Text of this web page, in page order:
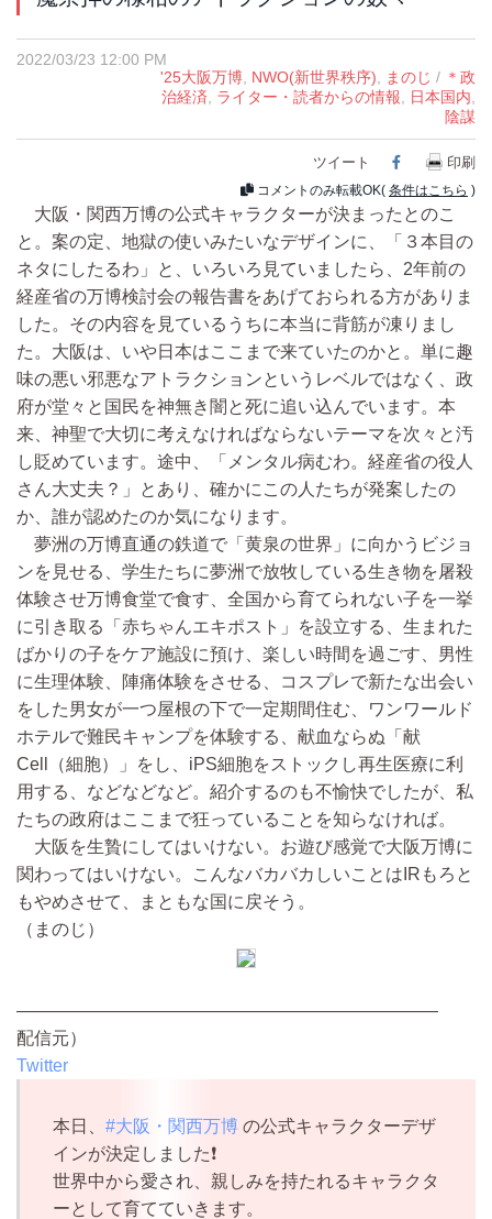
2022/03/23 12:00 PM
'25大阪万博 NWO(新世界秩序) まのじ / ＊政
治経済
ライター・読者からの情報 日本国内
陰謀
ツイート Facebook
印刷
コメントのみ転載OK( 条件はこちら )
大阪・関西万博の公式キャラクターが決まったとのこ
と。案の定、地獄の使いみたいなデザインに、「３本目の
ネタにしたるわ」と、いろいろ見ていましたら、2年前の
経産省の万博検討会の報告書をあげておられる方がありま
した。その内容を見ているうちに本当に背筋が凍りまし
た。大阪は、いや日本はここまで来ていたのかと。単に趣
味の悪い邪悪なアトラクションというレベルではなく、政
府が堂々と国民を神無き闇と死に追い込んでいます。本
来、神聖で大切に考えなければならないテーマを次々と汚
し貶めています。途中、「メンタル病むわ。経産省の役人
さん大丈夫？」とあり、確かにこの人たちが発案したの
か、誰が認めたのか気になります。
夢洲の万博直通の鉄道で「黄泉の世界」に向かうビジョ
ンを見せる、学生たちに夢洲で放牧している生き物を屠殺
体験させ万博食堂で食す、全国から育てられない子を一挙
に引き取る「赤ちゃんエキポスト」を設立する、生まれた
ばかりの子をケア施設に預け、楽しい時間を過ごす、男性
に生理体験、陣痛体験をさせる、コスプレで新たな出会い
をした男女が一つ屋根の下で一定期間住む、ワンワールド
ホテルで難民キャンプを体験する、献血ならぬ「献
Cell（細胞）」をし、iPS細胞をストックし再生医療に利
用する、などなどなど。紹介するのも不愉快でしたが、私
たちの政府はここまで狂っていることを知らなければ。
大阪を生贄にしてはいけない。お遊び感覚で大阪万博に
関わってはいけない。こんなバカバカしいことはIRもろと
もやめさせて、まともな国に戻そう。
（まのじ）
————————————————————————
配信元）
Twitter
本日、 #大阪・関西万博の公式キャラクターデザ
インが決定しました❗️
世界中から愛され、親しみを持たれるキャラクタ
ーとして育てていきます。